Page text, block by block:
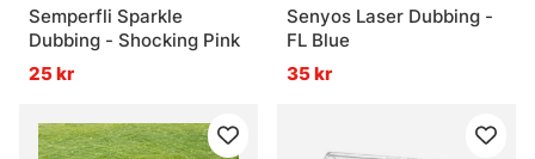
Semperfli Sparkle
Dubbing - Shocking Pink
25 kr
Senyos Laser Dubbing -
FL Blue
35 kr